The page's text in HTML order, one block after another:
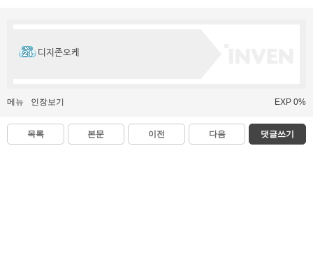
디지존오케
메뉴 인장보기 EXP 0%
목록 본문 이전 다음 댓글쓰기